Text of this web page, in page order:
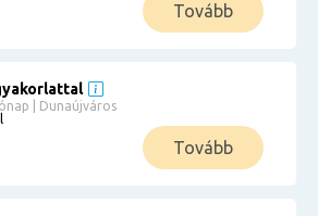
Tovább
| Dunaújváros
Tovább